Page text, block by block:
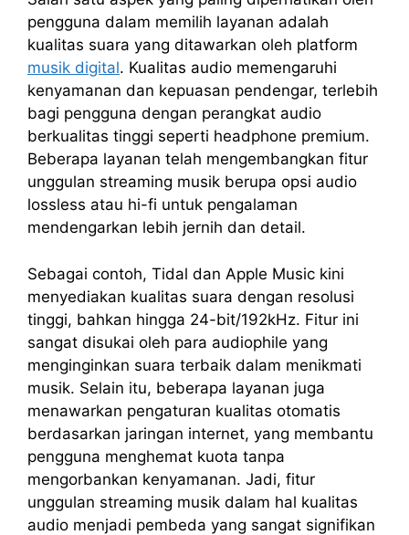
pengguna dalam memilih layanan adalah
kualitas suara yang ditawarkan oleh platform
musik digital. Kualitas audio memengaruhi
kenyamanan dan kepuasan pendengar, terlebih
bagi pengguna dengan perangkat audio
berkualitas tinggi seperti headphone premium.
Beberapa layanan telah mengembangkan fitur
unggulan streaming musik berupa opsi audio
lossless atau hi-fi untuk pengalaman
mendengarkan lebih jernih dan detail.
Sebagai contoh, Tidal dan Apple Music kini
menyediakan kualitas suara dengan resolusi
tinggi, bahkan hingga 24-bit/192kHz. Fitur ini
sangat disukai oleh para audiophile yang
menginginkan suara terbaik dalam menikmati
musik. Selain itu, beberapa layanan juga
menawarkan pengaturan kualitas otomatis
berdasarkan jaringan internet, yang membantu
pengguna menghemat kuota tanpa
mengorbankan kenyamanan. Jadi, fitur
unggulan streaming musik dalam hal kualitas
audio menjadi pembeda yang sangat signifikan